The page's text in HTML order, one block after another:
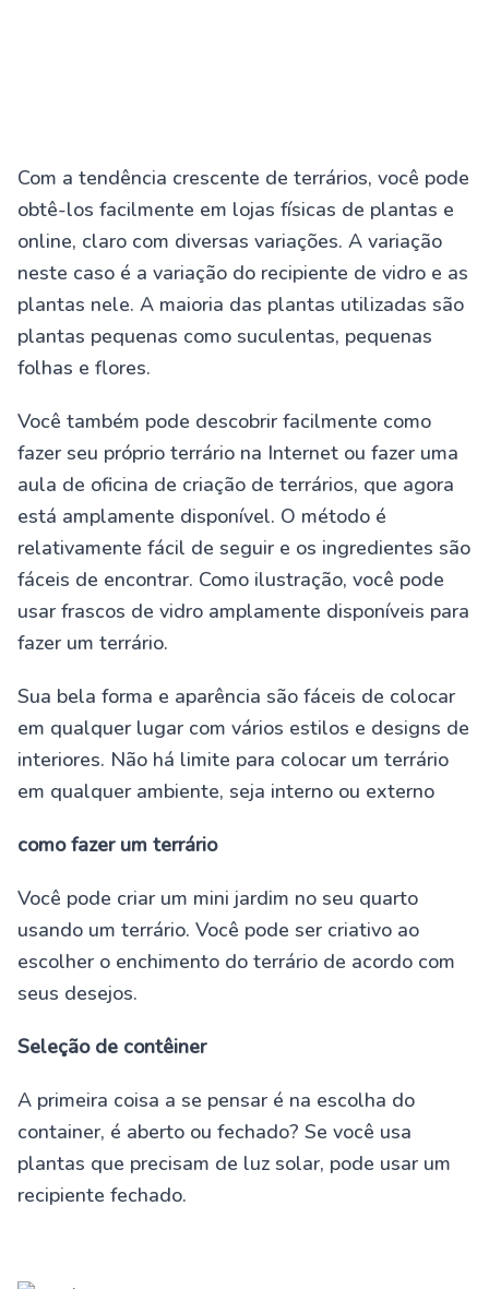
Com a tendência crescente de terrários, você pode
obtê-los facilmente em lojas físicas de plantas e
online, claro com diversas variações. A variação
neste caso é a variação do recipiente de vidro e as
plantas nele. A maioria das plantas utilizadas são
plantas pequenas como suculentas, pequenas
folhas e flores.
Você também pode descobrir facilmente como
fazer seu próprio terrário na Internet ou fazer uma
aula de oficina de criação de terrários, que agora
está amplamente disponível. O método é
relativamente fácil de seguir e os ingredientes são
fáceis de encontrar. Como ilustração, você pode
usar frascos de vidro amplamente disponíveis para
fazer um terrário.
Sua bela forma e aparência são fáceis de colocar
em qualquer lugar com vários estilos e designs de
interiores. Não há limite para colocar um terrário
em qualquer ambiente, seja interno ou externo
como fazer um terrário
Você pode criar um mini jardim no seu quarto
usando um terrário. Você pode ser criativo ao
escolher o enchimento do terrário de acordo com
seus desejos.
Seleção de contêiner
A primeira coisa a se pensar é na escolha do
container, é aberto ou fechado? Se você usa
plantas que precisam de luz solar, pode usar um
recipiente fechado.